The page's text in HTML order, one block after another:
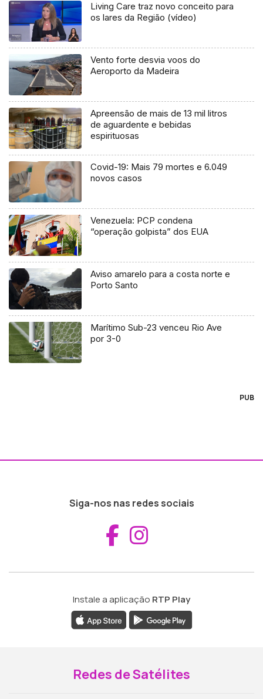
Living Care traz novo conceito para
os lares da Região (vídeo)
Vento forte desvia voos do
Aeroporto da Madeira
Apreensão de mais de 13 mil litros
de aguardente e bebidas
espirituosas
Covid-19: Mais 79 mortes e 6.049
novos casos
Venezuela: PCP condena
“operação golpista” dos EUA
Aviso amarelo para a costa norte e
Porto Santo
Marítimo Sub-23 venceu Rio Ave
por 3-0
PUB
Siga-nos nas redes sociais
Aceder ao
Instale a aplicação RTP Play
Redes de Satélites